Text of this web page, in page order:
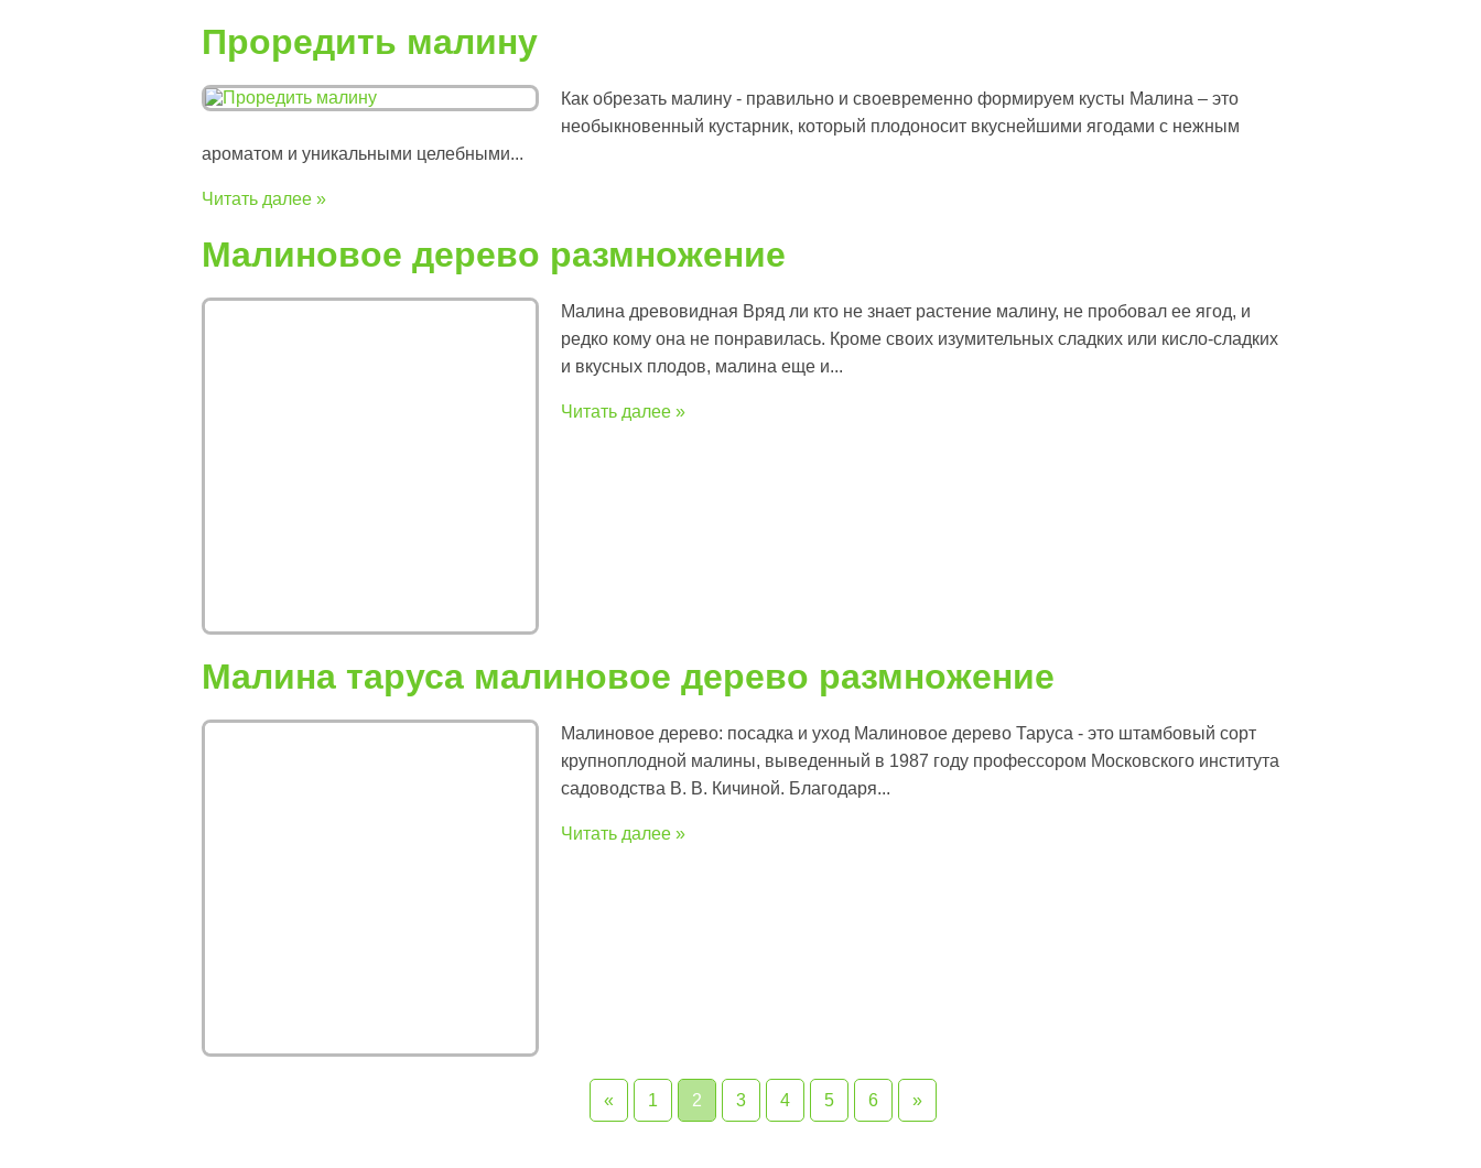
Проредить малину
Как обрезать малину - правильно и своевременно формируем кусты Малина – это
необыкновенный кустарник, который плодоносит вкуснейшими ягодами с нежным
ароматом и уникальными целебными...
Читать далее »
Малиновое дерево размножение
Малина древовидная Вряд ли кто не знает растение малину, не пробовал ее ягод, и
редко кому она не понравилась. Кроме своих изумительных сладких или кисло-сладких
и вкусных плодов, малина еще и...
Читать далее »
Малина таруса малиновое дерево размножение
Малиновое дерево: посадка и уход Малиновое дерево Таруса - это штамбовый сорт
крупноплодной малины, выведенный в 1987 году профессором Московского института
садоводства В. В. Кичиной. Благодаря...
Читать далее »
« 1 2 3 4 5 6 »